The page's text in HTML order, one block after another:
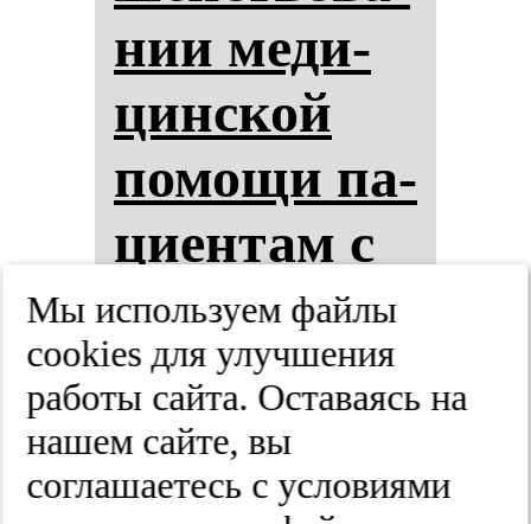
нии ме­ди­
цин­ской
по­мо­щи па­
ци­ен­там с
ожи­ре­ни­ем.
Про­фи­лак­
ти­чес­кая
ме­ди­ци­на.
Мы используем файлы
cооkies для улучшения
работы сайта. Оставаясь на
нашем сайте, вы
соглашаетесь с условиями